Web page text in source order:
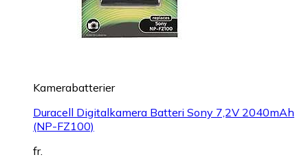
Kamerabatterier
Duracell Digitalkamera Batteri Sony 7,2V 2040mAh
(NP-FZ100)
fr.